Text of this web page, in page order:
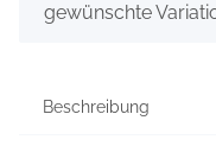
gewünschte
Beschreibung